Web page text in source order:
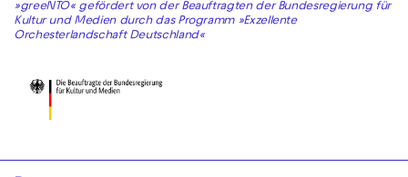
»greeNTO« gefördert von der Beauftragten der Bundesregierung für
Kultur und Medien durch das Programm »Exzellente
Orchesterlandschaft Deutschland«